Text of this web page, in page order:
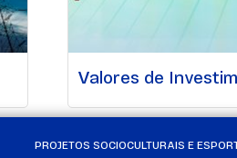
Valores de
PROJETOS SOCIOCULTURAIS E